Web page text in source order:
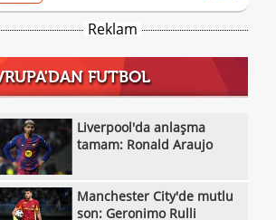
iptal oldu!
Erzurumspor, Ebosele ile anlaştı!
Fenerbahçe'ye müjdeli haber: Romelu
Manchester City'de mutlu son: Geronimo
Kıvanç Taşyaran ve Buğra Ünal, Avrupa
finale yükseldi
Altay, Tuna Üzümcü ile topbaşı yaptı
Reklam
FUTBOL
Liverpool'da anlaşma
tamam: Ronald Araujo
Manchester City'de mutlu
son: Geronimo Rulli